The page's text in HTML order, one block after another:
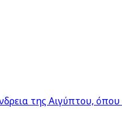
της Αιγύπτου,